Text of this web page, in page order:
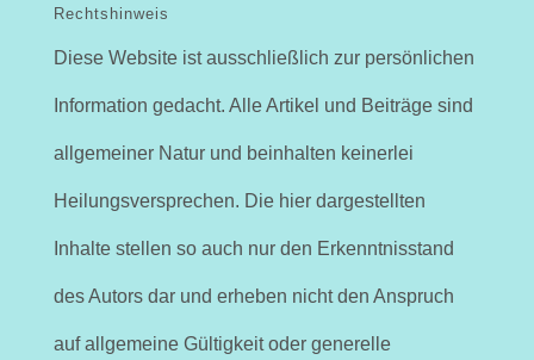
Rechtshinweis
Diese Website ist ausschließlich zur persönlichen
Information gedacht. Alle Artikel und Beiträge sind
allgemeiner Natur und beinhalten keinerlei
Heilungsversprechen. Die hier dargestellten
Inhalte stellen so auch nur den Erkenntnisstand
des Autors dar und erheben nicht den Anspruch
auf allgemeine Gültigkeit oder generelle